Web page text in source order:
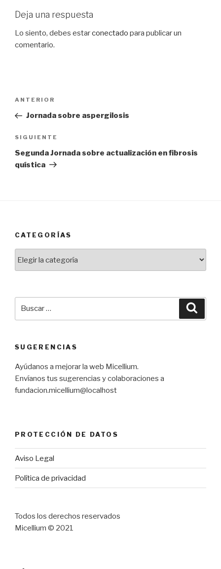
Deja una respuesta
Lo siento, debes estarconectado para publicar un
comentario.
entradas
Entrada
anterior:
ANTERIOR
Jornada sobre aspergilosis
Siguiente
entrada
SIGUIENTE
Segunda Jornada sobre actualización en fibrosis
quística
CATEGORÍAS
SUGERENCIAS
Ayúdanos a mejorar la web Micellium.
Envíanos tus sugerencias y colaboraciones a
fundacion.micellium@localhost
PROTECCIÓN DE DATOS
Aviso Legal
Política de privacidad
Todos los derechos reservados
Micellium © 2021